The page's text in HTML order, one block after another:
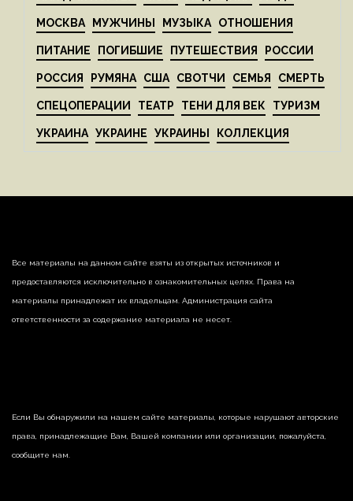
МОСКВА МУЖЧИНЫ МУЗЫКА ОТНОШЕНИЯ
ПИТАНИЕ ПОГИБШИЕ ПУТЕШЕСТВИЯ РОССИИ
РОССИЯ РУМЯНА США СВОТЧИ СЕМЬЯ СМЕРТЬ
СПЕЦОПЕРАЦИИ ТЕАТР ТЕНИ ДЛЯ ВЕК ТУРИЗМ
УКРАИНА УКРАИНЕ УКРАИНЫ КОЛЛЕКЦИЯ
Все материалы на данном сайте взяты из открытых источников и
предоставляются исключительно в ознакомительных целях. Права на
материалы принадлежат их владельцам. Администрация сайта
ответственности за содержание материала не несет.
Если Вы обнаружили на нашем сайте материалы, которые нарушают авторские
права, принадлежащие Вам, Вашей компании или организации, пожалуйста,
сообщите нам.